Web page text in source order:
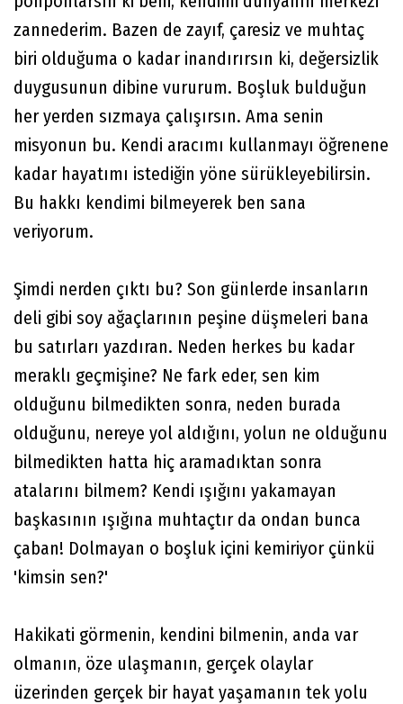
zannederim. Bazen de zayıf, çaresiz ve muhtaç
biri olduğuma o kadar inandırırsın ki, değersizlik
duygusunun dibine vururum. Boşluk bulduğun
her yerden sızmaya çalışırsın. Ama senin
misyonun bu. Kendi aracımı kullanmayı öğrenene
kadar hayatımı istediğin yöne sürükleyebilirsin.
Bu hakkı kendimi bilmeyerek ben sana
veriyorum.
Şimdi nerden çıktı bu? Son günlerde insanların
deli gibi soy ağaçlarının peşine düşmeleri bana
bu satırları yazdıran. Neden herkes bu kadar
meraklı geçmişine? Ne fark eder, sen kim
olduğunu bilmedikten sonra, neden burada
olduğunu, nereye yol aldığını, yolun ne olduğunu
bilmedikten hatta hiç aramadıktan sonra
atalarını bilmem? Kendi ışığını yakamayan
başkasının ışığına muhtaçtır da ondan bunca
çaban! Dolmayan o boşluk içini kemiriyor çünkü
'kimsin sen?'
Hakikati görmenin, kendini bilmenin, anda var
olmanın, öze ulaşmanın, gerçek olaylar
üzerinden gerçek bir hayat yaşamanın tek yolu